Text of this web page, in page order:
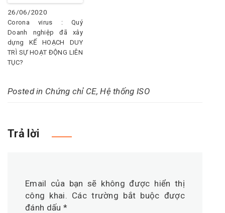
26/06/2020
Corona virus : Quý
Doanh nghiệp đã xây
dựng KẾ HOẠCH DUY
TRÌ SỰ HOẠT ĐỘNG LIÊN
TỤC?
Posted in Chứng chỉ CE,Hệ thống ISO
Trả lời
Email của bạn sẽ không được hiển thị
công khai. Các trường bắt buộc được
đánh dấu *